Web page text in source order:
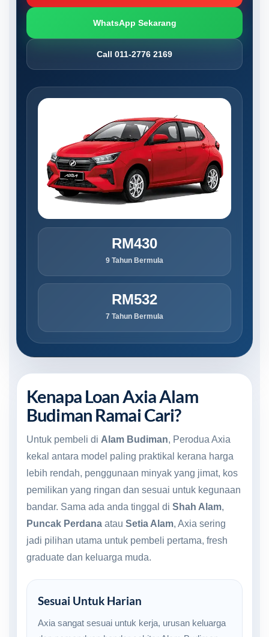
WhatsApp Sekarang
Call 011-2776 2169
RM430
9 Tahun Bermula
RM532
7 Tahun Bermula
Kenapa Loan Axia Alam
Budiman Ramai Cari?
Untuk pembeli di Alam Budiman, Perodua Axia
kekal antara model paling praktikal kerana harga
lebih rendah, penggunaan minyak yang jimat, kos
pemilikan yang ringan dan sesuai untuk kegunaan
bandar. Sama ada anda tinggal di Shah Alam,
Puncak Perdana atau Setia Alam, Axia sering
jadi pilihan utama untuk pembeli pertama, fresh
graduate dan keluarga muda.
Sesuai Untuk Harian
Axia sangat sesuai untuk kerja, urusan keluarga